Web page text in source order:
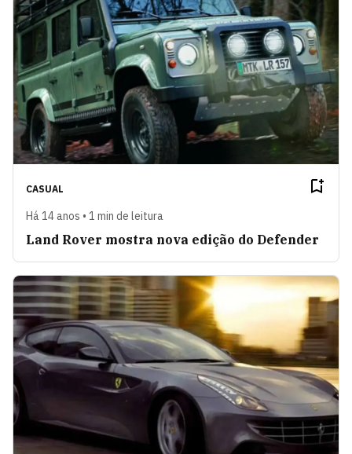
CASUAL
Há 14 anos • 1 min de leitura
Land Rover mostra nova edição do Defender